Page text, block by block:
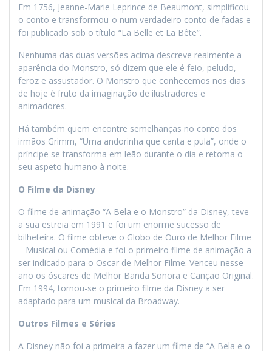
Em 1756, Jeanne-Marie Leprince de Beaumont, simplificou
o conto e transformou-o num verdadeiro conto de fadas e
foi publicado sob o título “La Belle et La Bête”.
Nenhuma das duas versões acima descreve realmente a
aparência do Monstro, só dizem que ele é feio, peludo,
feroz e assustador. O Monstro que conhecemos nos dias
de hoje é fruto da imaginação de ilustradores e
animadores.
Há também quem encontre semelhanças no conto dos
irmãos Grimm, “Uma andorinha que canta e pula”, onde o
príncipe se transforma em leão durante o dia e retoma o
seu aspeto humano à noite.
O Filme da Disney
O filme de animação “A Bela e o Monstro” da Disney, teve
a sua estreia em 1991 e foi um enorme sucesso de
bilheteira. O filme obteve o Globo de Ouro de Melhor Filme
– Musical ou Comédia e foi o primeiro filme de animação a
ser indicado para o Oscar de Melhor Filme. Venceu nesse
ano os óscares de Melhor Banda Sonora e Canção Original.
Em 1994, tornou-se o primeiro filme da Disney a ser
adaptado para um musical da Broadway.
Outros Filmes e Séries
A Disney não foi a primeira a fazer um filme de “A Bela e o